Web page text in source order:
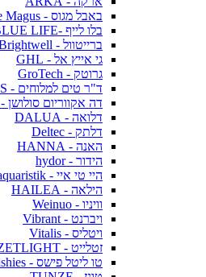
באבל מגוס - Bubble Magus
בלו לייף -BLUE LIFE
ברייטוול - Brightwell
גי אייץ אל - GHL
גרוטק - GroTech
ד"ר טים למלוחים - DR. TIM'S
דה אקווריום סולושן - The Aquarium Solution
דלואה - DALUA
דלתק - Deltec
האנה - HANNA
הידור - hydor
היי טי איי - ATI aquaristik
הילאה - HAILEA
וויניו - Weinuo
ויברנט - Vibrant
ויטליס - Vitalis
זטלייט - ZETLIGHT
טו ליטל פישס - Two Little Fishies